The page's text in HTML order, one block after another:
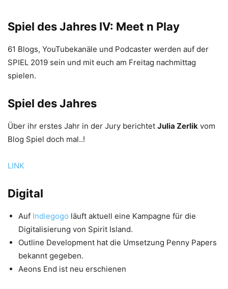
Spiel des Jahres IV: Meet n Play
61 Blogs, YouTubekanäle und Podcaster werden auf der
SPIEL 2019 sein und mit euch am Freitag nachmittag
spielen.
Spiel des Jahres
Über ihr erstes Jahr in der Jury berichtet Julia Zerlik vom
Blog Spiel doch mal..!
LINK
Digital
Auf Indiegogo läuft aktuell eine Kampagne für die
Digitalisierung von Spirit Island.
Outline Development hat die Umsetzung Penny Papers
bekannt gegeben.
Aeons End ist neu erschienen